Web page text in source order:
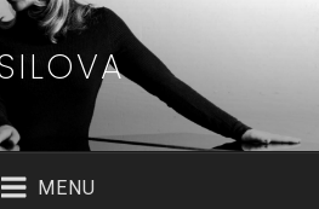
MENU